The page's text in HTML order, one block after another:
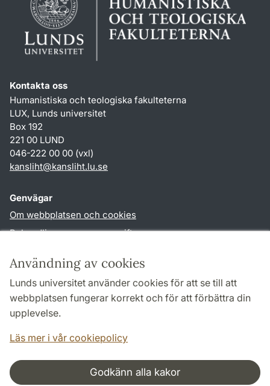
Användning av cookies
Lunds universitet använder cookies för att se till att
webbplatsen fungerar korrekt och för att förbättra din
upplevelse.
Läs mer i vår cookiepolicy
Godkänn alla kakor
Kontakta oss
Humanistiska och teologiska fakulteterna
LUX, Lunds universitet
Box 192
221 00 LUND
046-222 00 00 (vxl)
kansliht@kansliht.lu.se
Genvägar
Om webbplatsen och cookies
Behandling av personuppgifter
TYPO3-login
Följ oss i sociala medier